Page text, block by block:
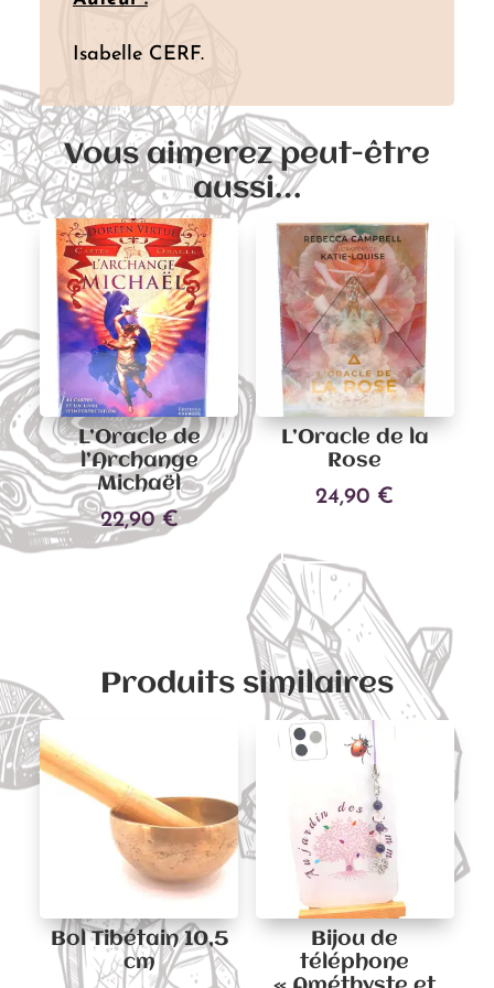
Isabelle CERF.
Vous aimerez peut-être
aussi…
L’Oracle de
l’Archange
Michaël
22,90€
L’Oracle de la
Rose
24,90 €
Produits similaires
Bol Tibétain 10,5
cm
Bijou de
téléphone